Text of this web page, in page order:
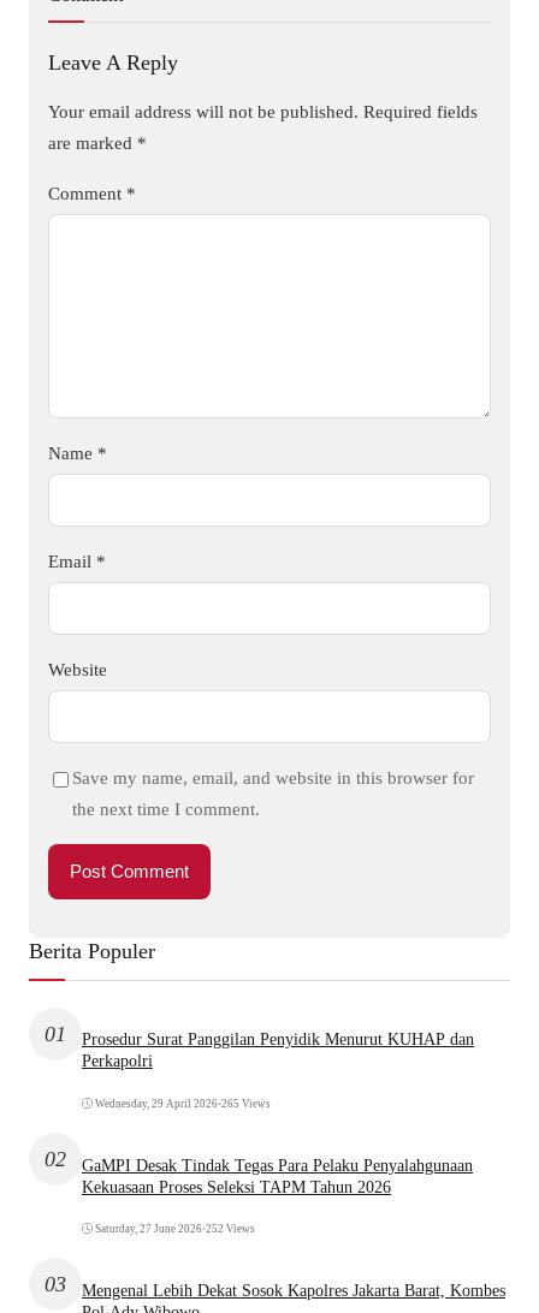
Leave A Reply
Your email address will not be published. Required fields
are marked *
Comment *
Name *
Email *
Website
Save my name, email, and website in this browser for
the next time I comment.
Berita Populer
01
Prosedur Surat Panggilan Penyidik Menurut KUHAP dan
Perkapolri
Wednesday, 29 April 2026•265 Views
02
GaMPI Desak Tindak Tegas Para Pelaku Penyalahgunaan
Kekuasaan Proses Seleksi TAPM Tahun 2026
Saturday, 27 June 2026•252 Views
03
Mengenal Lebih Dekat Sosok Kapolres Jakarta Barat, Kombes